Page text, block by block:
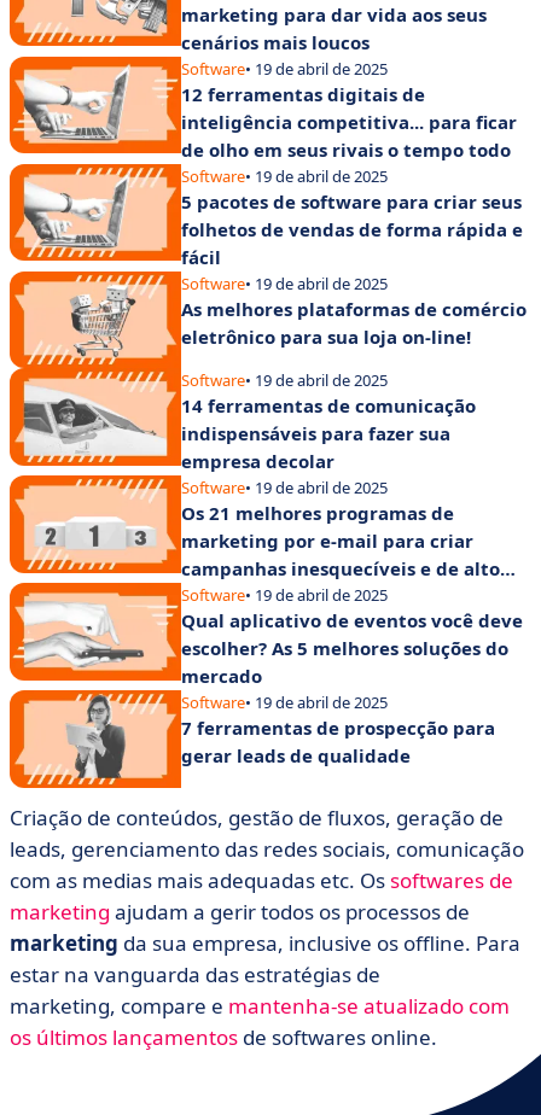
marketing para dar vida aos seus
cenários mais loucos
Software• 19 de abril de 2025
12 ferramentas digitais de
inteligência competitiva... para ficar
de olho em seus rivais o tempo todo
Software• 19 de abril de 2025
5 pacotes de software para criar seus
folhetos de vendas de forma rápida e
fácil
Software• 19 de abril de 2025
As melhores plataformas de comércio
eletrônico para sua loja on-line!
Software• 19 de abril de 2025
14 ferramentas de comunicação
indispensáveis para fazer sua
empresa decolar
Software• 19 de abril de 2025
Os 21 melhores programas de
marketing por e-mail para criar
campanhas inesquecíveis e de alto
desempenho
Software• 19 de abril de 2025
Qual aplicativo de eventos você deve
escolher? As 5 melhores soluções do
mercado
Software• 19 de abril de 2025
7 ferramentas de prospecção para
gerar leads de qualidade
Criação de conteúdos, gestão de fluxos, geração de
leads, gerenciamento das redes sociais, comunicação
com as medias mais adequadas etc. Ossoftwares de
marketing ajudam a gerir todos os processos de
marketing da sua empresa, inclusive os offline. Para
estar na vanguarda das estratégias de
marketing, compare e mantenha-se atualizado com
os últimos lançamentos de softwares online.